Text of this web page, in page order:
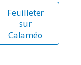
Feuilleter
sur
Calaméo